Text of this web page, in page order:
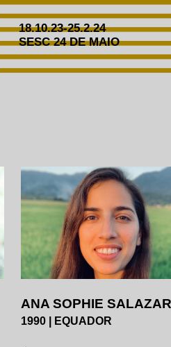
18.10.23-25.2.24
SESC 24 DE MAIO
ANA SOPHIE SALAZAR
1990 | EQUADOR